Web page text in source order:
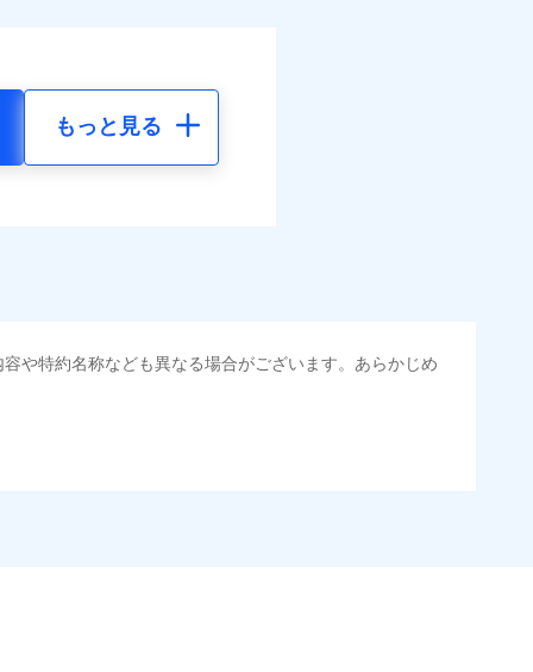
もっと見る
や特約名称なども異なる場合がございます。あらかじめ